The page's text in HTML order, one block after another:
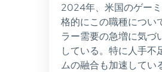
2024年、米国のゲー
格的にこの職種につい
ラー需要の急増に気
している。特に人手
ムの融合も加速してい